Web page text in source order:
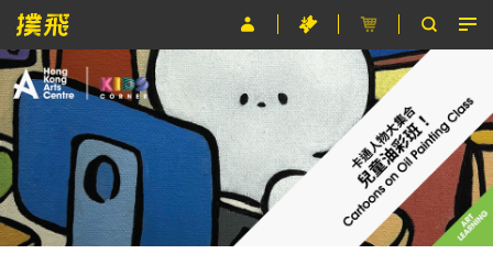
節目
主辦單位
關於撲飛
條款及細則